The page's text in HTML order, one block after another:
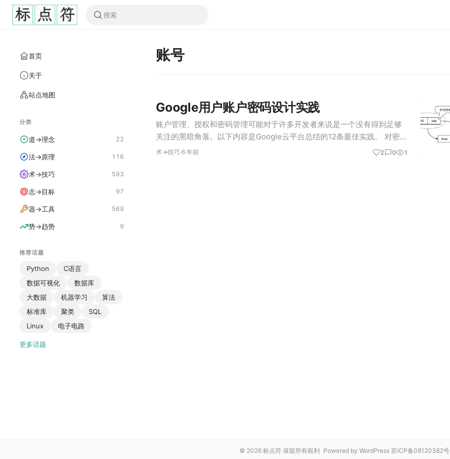
首页
关于
站点地图
分类
道→理念 22
法→原理 116
术→技巧 593
志→目标 97
器→工具 569
势→趋势 9
推荐话题
Python
C语言
数据可视化
数据库
大数据
机器学习
算法
标准库
聚类
SQL
Linux
电子电路
更多话题
账号
Google用户账户密码设计实践
账户管理、授权和密码管理可能对于许多开发者来说是一个没有得到足够
关注的黑暗角落。以下内容是Google云平台总结的12条最佳实践。 对密码
进行Hash 最重要的账户管理规则是安全地存储用户的敏感信息，如密码。
术→技巧·6 年前 2 0 1
© 2026 标点符 保留所有权利 Powered by WordPress 苏ICP备08120382号